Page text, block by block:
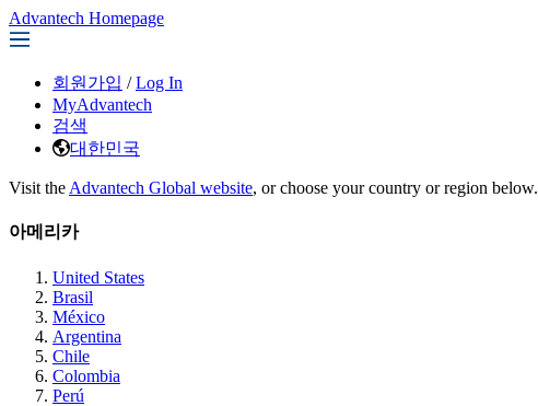
Advantech Homepage
회원가입 / Log In
MyAdvantech
검색
대한민국
Visit the Advantech Global website, or choose your country or region below.
아메리카
United States
Brasil
México
Argentina
Chile
Colombia
Perú